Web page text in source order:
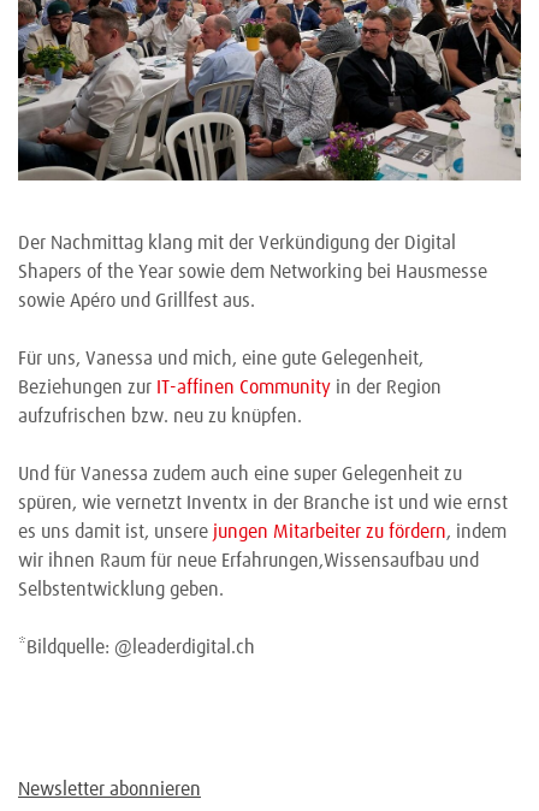
Der Nachmittag klang mit der Verkündigung der Digital
Shapers of the Year sowie dem Networking bei Hausmesse
sowie Apéro und Grillfest aus.
Für uns, Vanessa und mich, eine gute Gelegenheit,
Beziehungen zur IT-affinen Community in der Region
aufzufrischen bzw. neu zu knüpfen.
Und für Vanessa zudem auch eine super Gelegenheit zu
spüren, wie vernetzt Inventx in der Branche ist und wie ernst
es uns damit ist, unsere jungen Mitarbeiter zu fördern, indem
wir ihnen Raum für neue Erfahrungen,Wissensaufbau und
Selbstentwicklung geben.
*Bildquelle: @leaderdigital.ch
Newsletter abonnieren